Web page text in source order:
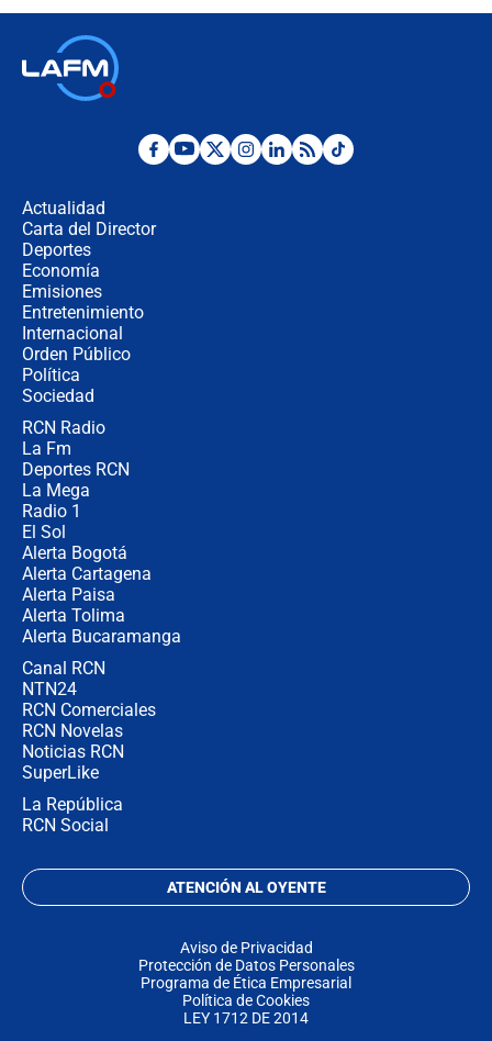
¿Por qué De la Espriella gobernará
Actualidad
Carta del Director
Deportes
Economía
Emisiones
Entretenimiento
Internacional
Orden Público
Política
Sociedad
RCN Radio
La Fm
Deportes RCN
La Mega
Radio 1
El Sol
Alerta Bogotá
Alerta Cartagena
Alerta Paisa
Alerta Tolima
Alerta Bucaramanga
Canal RCN
NTN24
RCN Comerciales
RCN Novelas
Noticias RCN
SuperLike
La República
RCN Social
ATENCIÓN AL OYENTE
Aviso de Privacidad
Protección de Datos Personales
Programa de Ética Empresarial
Política de Cookies
LEY 1712 DE 2014